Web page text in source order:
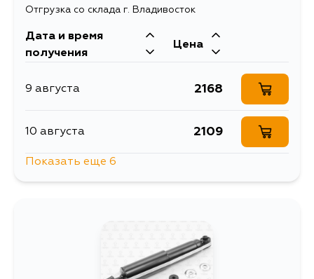
Отгрузка со склада г. Владивосток
Дата и время
получения
Цена
9 августа 2168
10 августа 2109
3041
Показать еще 6